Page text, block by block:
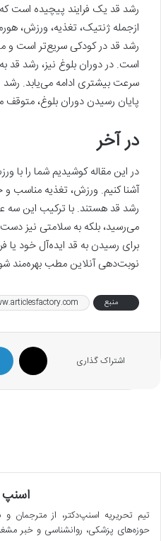
رشد قد یک فرایند پیچیده است
ازجمله ژنتیک، تغذیه، ورزش،
رشد قد در کودکی سریع‌تر است و
است. در دوران بلوغ نیز، رشد
سرعت بیشتری ادامه می‌یابد. رشد
پایان رسیدن دوران بلوغ،
در آخر
در این مقاله کوشیدیم شما را با
آشنا کنیم. ورزش، تغذیه مناسب
رشد قد هستند. با ترکیب این سه
می‌رسید، بلکه به سلامتی نیز
برای رسیدن به قد ایده‌آل خود یا
نوبت‌دهی آنلاین مطب بهره‌مند
منبع
اشتراک گذاری
اسنپ
تیم تحریریه اسنپ‌دکتر، از مترجمان
حوزه‌های پزشکی، روانشناسی و خبر